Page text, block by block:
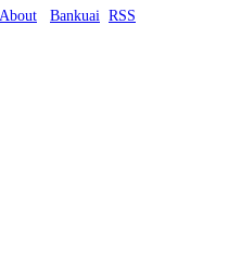
About Bankuai RSS